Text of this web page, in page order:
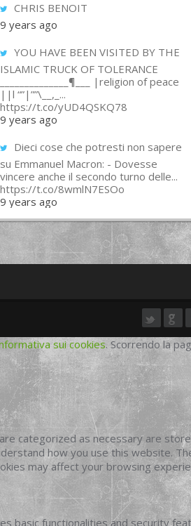
CHRIS BENOIT
9 years ago
YOU HAVE BEEN VISITED BY THE
ISLAMIC TRUCK OF TOLERANCE
______________¶___ |religion of peace
||l “”|””\__,_...
https://t.co/yUD4QSKQ78
9 years ago
Dieci cose che potresti non sapere
su Emmanuel Macron: - Dovesse
vincere anche il secondo turno delle...
https://t.co/8wmlN7ESOo
9 years ago
sui cookies. Scorrendo la
categorized as necessary are
how you use this website.
may affect your browsing
basic functionalities and security